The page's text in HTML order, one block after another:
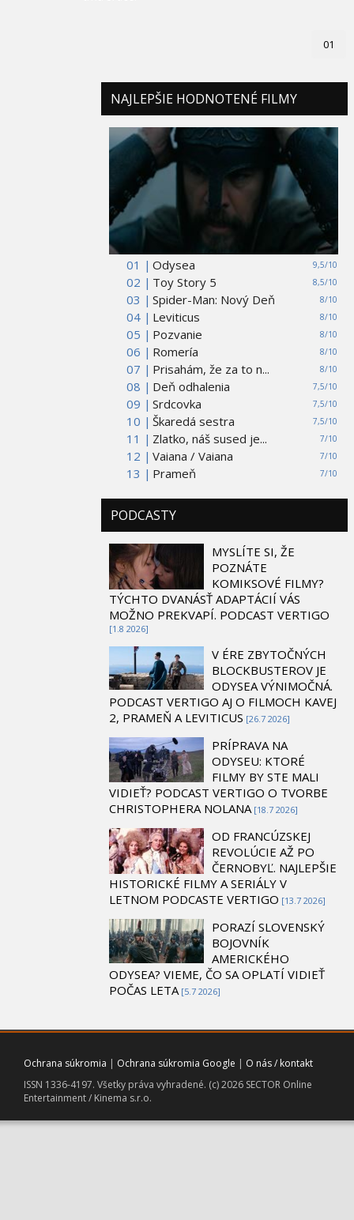
01
NAJLEPŠIE HODNOTENÉ FILMY
01 | 9,5/10
Odysea
02 |
8,5/10
Toy Story 5
03 |
8/10
Spider-Man: Nový Deň
04 |
8/10
Leviticus
05 |
8/10
Pozvanie
06 |
8/10
Romería
07 |
8/10
Prisahám, že za to n...
08 |
7,5/10
Deň odhalenia
09 |
7,5/10
Srdcovka
10 |
7,5/10
Škaredá sestra
11 |
7/10
Zlatko, náš sused je...
12 |
7/10
Vaiana / Vaiana
13 |
7/10
Prameň
PODCASTY
MYSLÍTE SI, ŽE
POZNÁTE
KOMIKSOVÉ FILMY?
TÝCHTO DVANÁSŤ ADAPTÁCIÍ VÁS
MOŽNO PREKVAPÍ. PODCAST VERTIGO
[1.8 2026]
V ÉRE ZBYTOČNÝCH
BLOCKBUSTEROV JE
ODYSEA VÝNIMOČNÁ.
PODCAST VERTIGO AJ O FILMOCH KAVEJ
2, PRAMEŇ A LEVITICUS [26.7 2026]
PRÍPRAVA NA
ODYSEU: KTORÉ
FILMY BY STE MALI
VIDIEŤ? PODCAST VERTIGO O TVORBE
CHRISTOPHERA NOLANA [18.7 2026]
OD FRANCÚZSKEJ
REVOLÚCIE AŽ PO
ČERNOBYĽ. NAJLEPŠIE
HISTORICKÉ FILMY A SERIÁLY V
LETNOM PODCASTE VERTIGO [13.7 2026]
PORAZÍ SLOVENSKÝ
BOJOVNÍK
AMERICKÉHO
ODYSEA? VIEME, ČO SA OPLATÍ VIDIEŤ
POČAS LETA [5.7 2026]
Ochrana súkromia | Ochrana súkromia Google | O nás / kontakt
ISSN 1336-4197. Všetky práva vyhradené. (c) 2026 SECTOR Online
Entertainment / Kinema s.r.o.